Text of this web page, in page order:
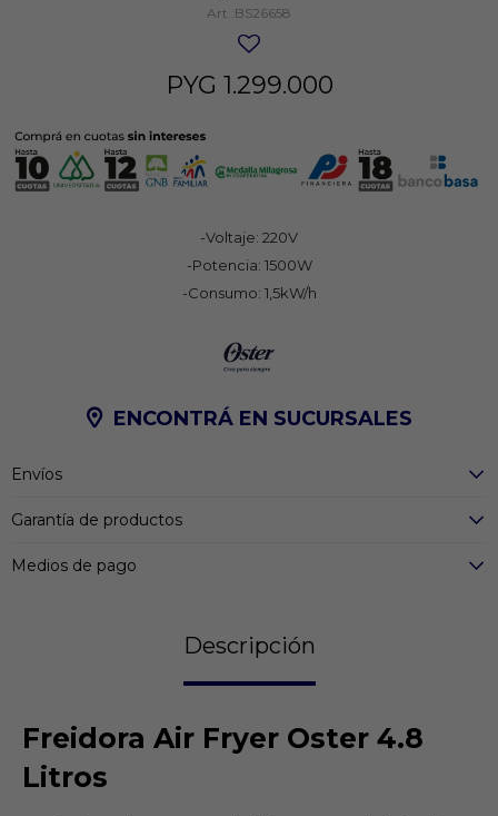
BS26658
PYG 1.299.000
-Voltaje: 220V
-Potencia: 1500W
-Consumo: 1,5kW/h
ENCONTRÁ EN SUCURSALES
Envíos
Garantía de productos
Medios de pago
Descripción
Freidora Air Fryer Oster 4.8
Litros